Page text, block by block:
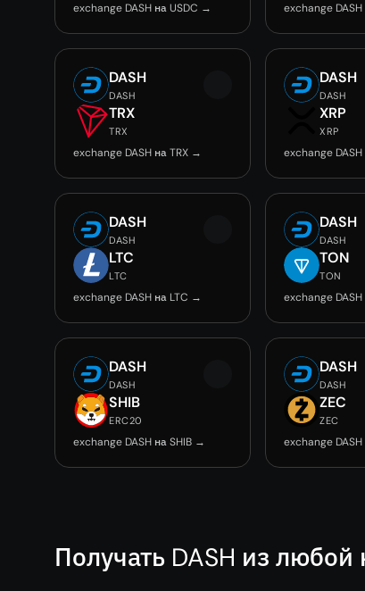
exchange DASH на USDC → exchange
DASH
DASH
TRX
TRX
exchange DASH на TRX →
DASH
DASH
XRP
XRP
exchange
DASH
DASH
LTC
LTC
exchange DASH на LTC →
DASH
DASH
TON
TON
exchange
DASH
DASH
SHIB
ERC20
exchange DASH на SHIB →
DASH
DASH
ZEC
ZEC
exchange
Получать DASH из